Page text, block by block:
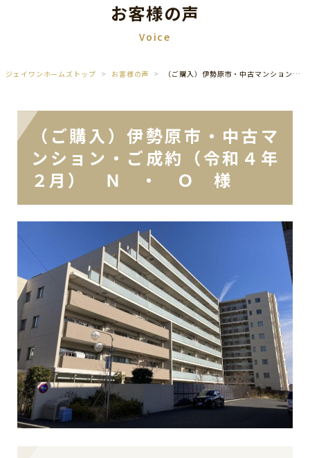
お客様の声
Voice
ジェイワンホームズトップ お客様の声 （ご購入）伊勢原市・中古マンション・ご成約（令和４年２月） Ｎ ・ Ｏ 様
（ご購入）伊勢原市・中古マ
ンション・ご成約（令和４年
２月） Ｎ ・ Ｏ 様